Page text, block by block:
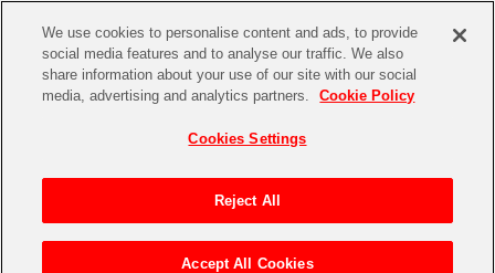
We use cookies to personalise content and ads, to provide
social media features and to analyse our traffic. We also
share information about your use of our site with our social
media, advertising and analytics partners.
Cookie Policy
Cookies Settings
Reject All
Accept All Cookies